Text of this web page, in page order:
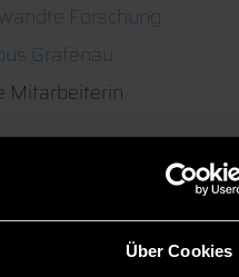
Über Cookies
Forschung
Grafenau
Mitarbeiterin